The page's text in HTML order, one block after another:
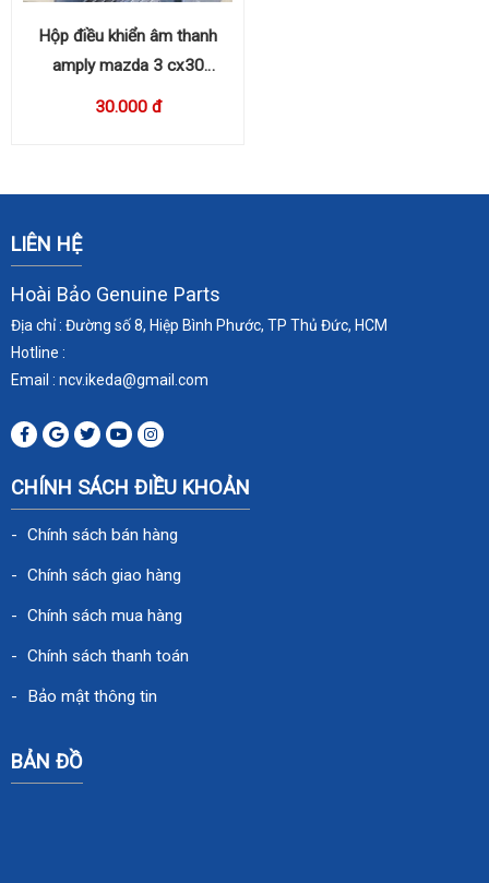
Hộp điều khiển âm thanh
amply mazda 3 cx30
BDGF66A20
30.000 đ
LIÊN HỆ
Hoài Bảo Genuine Parts
Địa chỉ : Đường số 8, Hiệp Bình Phước, TP Thủ Đức, HCM
Hotline :
Email : ncv.ikeda@gmail.com
CHÍNH SÁCH ĐIỀU KHOẢN
Chính sách bán hàng
Chính sách giao hàng
Chính sách mua hàng
Chính sách thanh toán
Bảo mật thông tin
BẢN ĐỒ